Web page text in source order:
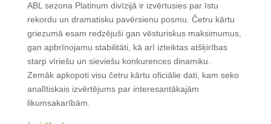
ABL sezona Platinum divīzijā ir izvērtusies par īstu
rekordu un dramatisku pavērsienu posmu. Četru kārtu
griezumā esam redzējuši gan vēsturiskus maksimumus,
gan apbrīnojamu stabilitāti, kā arī izteiktas atšķirības
starp vīriešu un sieviešu konkurences dinamiku.
Zemāk apkopoti visu četru kārtu oficiālie dati, kam seko
analītiskais izvērtējums par interesantākajām
likumsakarībām.